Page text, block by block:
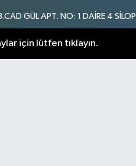
GÜL APT. NO: 1 DAİRE 4 SİLOPİ
için lütfen tıklayın.